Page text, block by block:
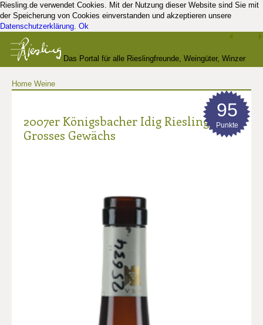
Riesling.de verwendet Cookies. Mit der Nutzung dieser Website sind Sie mit
der Speicherung von Cookies einverstanden und akzeptieren unsere
Datenschutzerklärung. Ok
Das Portal für alle Rieslingfreunde, Weingüter, Winzer
Home Weine
2007er Königsbacher Idig Riesling
Grosses Gewächs
95
Punkte